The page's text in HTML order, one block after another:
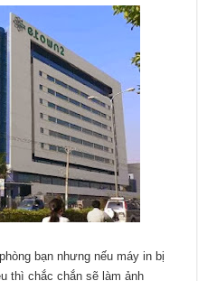
bạn nhưng nếu máy in bị
thì chắc chắn sẽ làm ảnh